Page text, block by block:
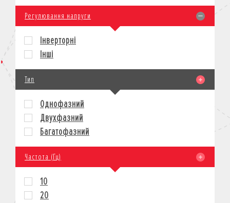
Регулювання напруги
Інверторні
Інші
Тип
Однофазний
Двухфазний
Багатофазний
Частота (Гц)
10
20